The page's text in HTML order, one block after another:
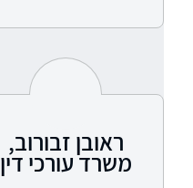
ראובן זבורוב,
משרד עורכי דין